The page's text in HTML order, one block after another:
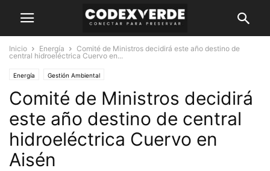
Inicio Energía
Comité de Ministros decidirá este año destino de
central hidroeléctrica Cuervo en...
Energía Gestión Ambiental
Comité de Ministros decidirá
este año destino de central
hidroeléctrica Cuervo en
Aisén